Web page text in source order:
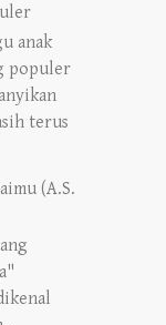
anak
populer
terus
(A.S.